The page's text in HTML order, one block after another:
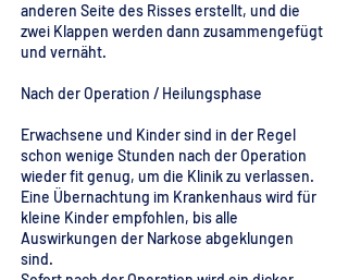
anderen Seite des Risses erstellt, und die
zwei Klappen werden dann zusammengefügt
und vernäht.
Nach der Operation / Heilungsphase
Erwachsene und Kinder sind in der Regel
schon wenige Stunden nach der Operation
wieder fit genug, um die Klinik zu verlassen.
Eine Übernachtung im Krankenhaus wird für
kleine Kinder empfohlen, bis alle
Auswirkungen der Narkose abgeklungen
sind.